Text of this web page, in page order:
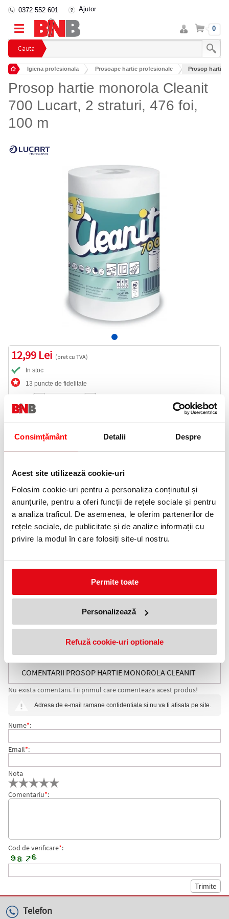
Consimțământ Detalii Despre
Acest site utilizează cookie-uri
Folosim cookie-uri pentru a personaliza conținutul și
anunțurile, pentru a oferi funcții de rețele sociale și pentru
a analiza traficul. De asemenea, le oferim partenerilor de
rețele sociale, de publicitate și de analize informații cu
privire la modul în care folosiți site-ul nostru.
Permite toate
Personalizează
Refuză cookie-uri optionale
Cauta
0372 552 601 Ajutor
Intra
in
cont
Cos 0
Igiena profesionala
Prosoape hartie profesionale
Prosop hartie
Prosop hartie monorola Cleanit
700 Lucart, 2 straturi, 476 foi,
100 m
12,99 Lei (pret cu TVA)
In stoc
13 puncte de fidelitate
Cod produs:
Telefon:
0372 552 601
Adauga in wishlist
Descriere Prosop hartie monorola Cleanit
700, 2 straturi, 476 foi, Lucart
Prosop hartie monorola cu 2 straturi, realizată din celuloză pură.
Fiecare rolă are 476 de foi, lungimea totală fiind de 100 metri, cu
dimensiuni de 21 x 19 cm/foaie.
Ideală pentru uz profesional.
Număr foi:476
21 x 19 cm
700 gr
Materie primă:celuloză
COMENTARII PROSOP HARTIE MONOROLA CLEANIT
700 LUCART, 2 STRATURI, 476 FOI, 100 M
Nu exista comentarii. Fii primul care comenteaza acest produs!
Adresa de e-mail ramane confidentiala si nu va fi afisata pe site.
Nume*:
Email*:
Nota
Comentariu*:
Cod de verificare*:
Telefon